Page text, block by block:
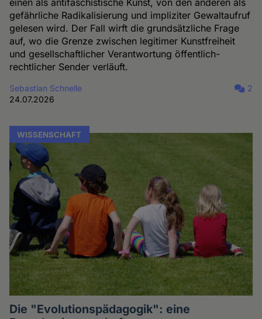
einen als antifaschistische Kunst, von den anderen als
gefährliche Radikalisierung und impliziter Gewaltaufruf
gelesen wird. Der Fall wirft die grundsätzliche Frage
auf, wo die Grenze zwischen legitimer Kunstfreiheit
und gesellschaftlicher Verantwortung öffentlich-
rechtlicher Sender verläuft.
Sebastian Schnelle
24.07.2026
2
WISSENSCHAFT
Die "Evolutionspädagogik": eine